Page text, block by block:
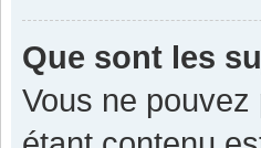
Que sont les
Vous ne